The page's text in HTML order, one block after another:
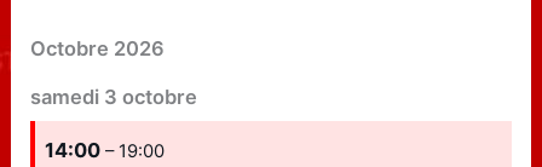
Octobre 2026
samedi 3 octobre
14:00– 19:00